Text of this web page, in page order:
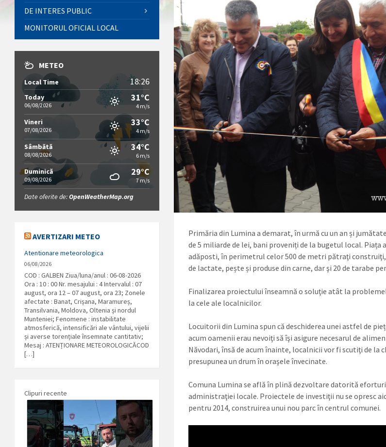
Primăria din Lumina a demarat, în urmă cu un an și
de 5 miliarde de lei, bani proveniți de la bugetul local. Piața
adăposti, în perimetrul celor 500 de metri pătraţi
de lactate, pește și produse din carne, dar şi 20 de tarabe
Finalizarea proiectului înseamnă o soluţie atât la
la cele ale localnicilor.
Locuitorii din Lumina spun că deschiderea unei astfel de
acum oamenii erau nevoiţi să îşi asigure necesarul de
Năvodari, însă de acum înainte, localnicii vor fi scutiţi de la
presupunea un drum în oraşele învecinate.
Comuna Lumina se află în plină dezvoltare datorită
administraţiei locale. Proiectele de investiţii nu se opresc
pentru 2014, construirea unui nou parc în centrul comunei.
DE INTERES PUBLIC
MONITORUL OFICIAL LOCAL
METEO
Local Time 18:26
Today
06/08/2026
31°C
4 m/s
Vineri
07/08/2026
33°C
4 m/s
Sâmbătă
08/08/2026
34°C
6 m/s
Duminică
09/08/2026
29°C
7 m/s
Date oferite de:OpenWeatherMap.org
AVERTIZARI METEO
Atentionare meteorologica
06/08/2026
COD : GALBEN Ziua/luna/anul : 06-08-2026
Ora : 10 : 00 Nr. mesajului : 4 Intervalul : 07
august, ora 12 – 07 august, ora 23; Zonele
afectate : Banat, Crișana, Maramureș,
Transilvania, Moldova, Oltenia și nordul
Munteniei; Fenomene : instabilitate
atmosferică, intensificări ale vântului, vijelii
și averse torențiale însemnate cantitativ;
Mesaj : ATENȚIONARE METEOROLOGICĂCOD
[…]
Clipuri recente